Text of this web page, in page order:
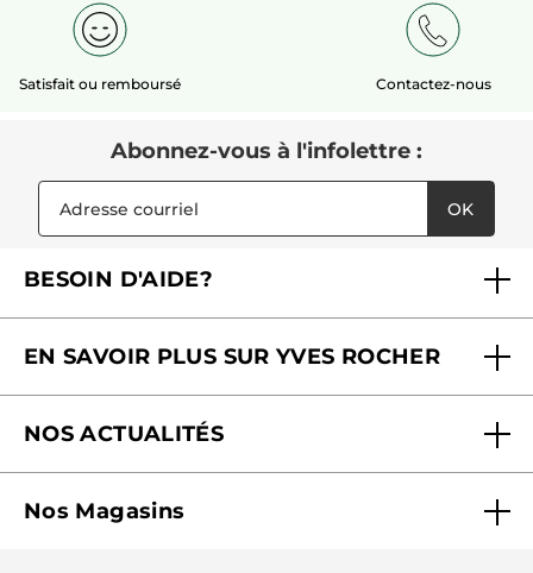
Satisfait ou remboursé Contactez-nous
Abonnez-vous à l'infolettre :
OK
BESOIN D'AIDE?
Contactez-nous
Offre Courrier / Magazine
Accessibilité
EN SAVOIR PLUS SUR YVES ROCHER
Pourquoi nous faire confiance ?
Fondation Yves Rocher
NOS ACTUALITÉS
Black Friday
Nos Magasins